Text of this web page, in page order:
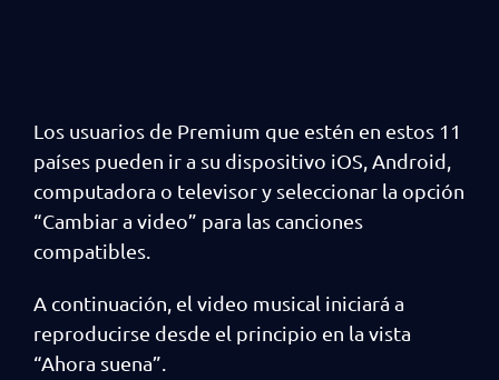
Los usuarios de Premium que estén en estos 11
países pueden ir a su dispositivo iOS, Android,
computadora o televisor y seleccionar la opción
“Cambiar a video” para las canciones
compatibles.
A continuación, el video musical iniciará a
reproducirse desde el principio en la vista
“Ahora suena”.